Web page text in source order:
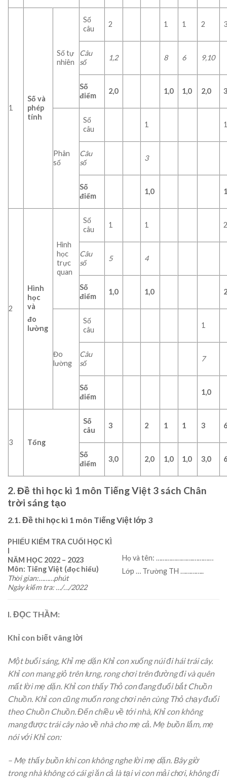
1
Số và
phép
tính
Số tự
nhiên
Số
câu
2 1 1 2
Câu
số
1,2 8 6 9,10
Số
điểm
2,0 1,0 1,0 2,0
Phân
số
Số
câu
1
Câu
số
3
Số
điểm
1,0
2
Hình
học
và
đo
lường
Hình
học
trực
quan
Số
câu
1 1
Câu
số
5 4
Số
điểm
1,0 1,0
Đo
lường
Số
câu
1
Câu
số
7
Số
điểm
1,0
3 Tổng
Số
câu
3 2 1 1 3
Số
điểm
3,0 2,0 1,0 1,0 3,0
2. Đề thi học kì 1 môn Tiếng Việt 3 sách Chân
trời sáng tạo
2.1. Đề thi học kì 1 môn Tiếng Việt lớp 3
PHIẾU KIỂM TRA CUỐI HỌC KÌ
I
NĂM HỌC 2022 – 2023
Môn: Tiếng Việt (đọc hiểu)
Thời gian:………phút
Ngày kiểm tra: …/…/2022
Họ và tên: ………………….…………
Lớp … Trường TH …………..
I. ĐỌC THẦM:
Khỉ con biết vâng lời
Một buổi sáng, Khỉ mẹ dặn Khỉ con xuống núi đi hái trái cây.
Khỉ con mang giỏ trên lưng, rong chơi trên đường đi và quên
mất lời mẹ dặn. Khỉ con thấy Thỏ con đang đuổi bắt Chuồn
Chuồn. Khỉ con cũng muốn rong chơi nên cùng Thỏ chạy đuổi
theo Chuồn Chuồn. Đến chiều về tới nhà, Khỉ con không
mang được trái cây nào về nhà cho mẹ cả. Mẹ buồn lắm, mẹ
nói với Khỉ con:
– Mẹ thấy buồn khi con không nghe lời mẹ dặn. Bây giờ
trong nhà không có cái gì ăn cả là tại vì con mải chơi, không đi